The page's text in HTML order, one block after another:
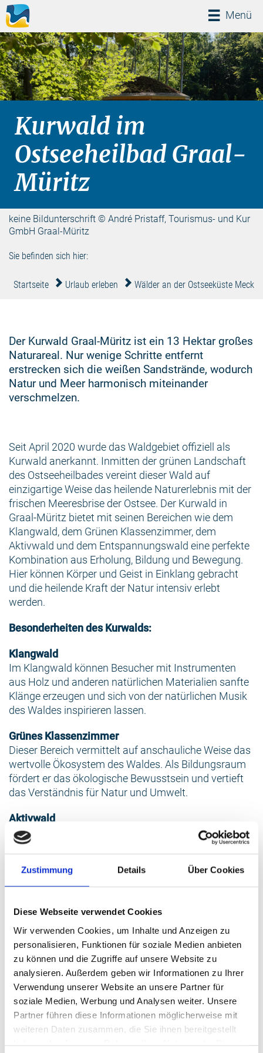
Zustimmung Details Über Cookies
Diese Webseite verwendet Cookies
Wir verwenden Cookies, um Inhalte und Anzeigen zu
personalisieren, Funktionen für soziale Medien anbieten
zu können und die Zugriffe auf unsere Website zu
analysieren. Außerdem geben wir Informationen zu Ihrer
Verwendung unserer Website an unsere Partner für
soziale Medien, Werbung und Analysen weiter. Unsere
Partner führen diese Informationen möglicherweise mit
weiteren Daten zusammen, die Sie ihnen bereitgestellt
Menü
Menü
keine Bildunterschrift © André Pristaff, Tourismus- und Kur
GmbH Graal-Müritz
Kurwald im
Ostseeheilbad Graal-
Müritz
Sie befinden sich hier:
Startseite Urlaub erleben Wälder an der Ostseeküste
Der Kurwald Graal-Müritz ist ein 13 Hektar großes
Naturareal. Nur wenige Schritte entfernt
erstrecken sich die weißen Sandstrände, wodurch
Natur und Meer harmonisch miteinander
verschmelzen.
Seit April 2020 wurde das Waldgebiet offiziell als
Kurwald anerkannt. Inmitten der grünen Landschaft
des Ostseeheilbades vereint dieser Wald auf
einzigartige Weise das heilende Naturerlebnis mit der
frischen Meeresbrise der Ostsee. Der Kurwald in
Graal-Müritz bietet mit seinen Bereichen wie dem
Klangwald, dem Grünen Klassenzimmer, dem
Aktivwald und dem Entspannungswald eine perfekte
Kombination aus Erholung, Bildung und Bewegung.
Hier können Körper und Geist in Einklang gebracht
und die heilende Kraft der Natur intensiv erlebt
werden.
Besonderheiten des Kurwalds:
Klangwald
Im Klangwald können Besucher mit Instrumenten
aus Holz und anderen natürlichen Materialien sanfte
Klänge erzeugen und sich von der natürlichen Musik
des Waldes inspirieren lassen.
Grünes Klassenzimmer
Dieser Bereich vermittelt auf anschauliche Weise das
wertvolle Ökosystem des Waldes. Als Bildungsraum
fördert er das ökologische Bewusstsein und vertieft
das Verständnis für Natur und Umwelt.
Aktivwald
Der Aktivwald fördert sportliche Betätigung und bietet
eine Vielzahl an Bewegungsangeboten für alle
Barfußpfad können Besucher von einem
abwechslungsreichen Angebot zur Förderung der
Entspannungswald
Der Entspannungswald stellt den ruhigsten Bereich
des Kurwaldes dar. Ausgestattet mit Outdoor-Liegen
können Gäste unter den Baumkronen entspannen
und in die friedliche Atmosphäre des Waldes
eintauchen. Diese Form des Waldbadens hat
nachweislich positive Auswirkungen auf Körper und
Geist. Studien belegen, dass Waldbaden den